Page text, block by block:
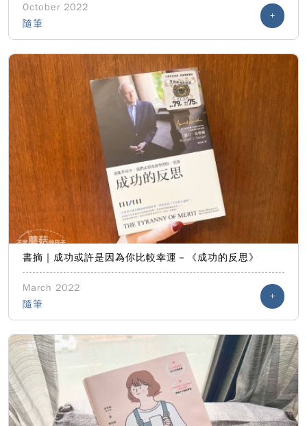
October 2022
隨筆
+
書摘｜成功或許是因為你比較幸運－《成功的反思》
March 2022
隨筆
+